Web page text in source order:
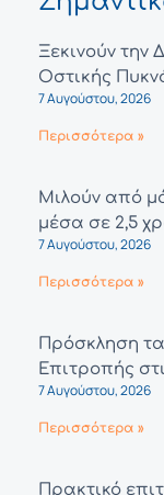
Ξεκινούν την
Οστικής
7 Αυγούστου, 2026
Περισσότερα »
Μιλούν από
μέσα σε 2,5
7 Αυγούστου, 2026
Περισσότερα »
Πρόσκληση
Επιτροπής
7 Αυγούστου, 2026
Περισσότερα »
Πρακτικό